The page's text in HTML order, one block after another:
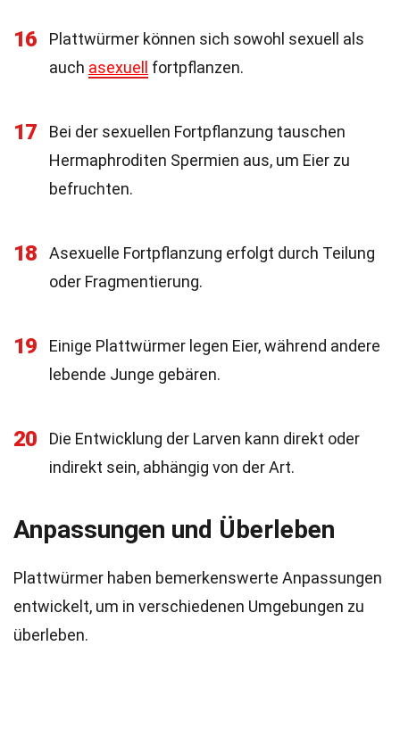
16
Plattwürmer können sich sowohl sexuell als
auch asexuell fortpflanzen.
17
Bei der sexuellen Fortpflanzung tauschen
Hermaphroditen Spermien aus, um Eier zu
befruchten.
18
Asexuelle Fortpflanzung erfolgt durch Teilung
oder Fragmentierung.
19
Einige Plattwürmer legen Eier, während andere
lebende Junge gebären.
20
Die Entwicklung der Larven kann direkt oder
indirekt sein, abhängig von der Art.
Anpassungen und Überleben
Plattwürmer haben bemerkenswerte Anpassungen
entwickelt, um in verschiedenen Umgebungen zu
überleben.